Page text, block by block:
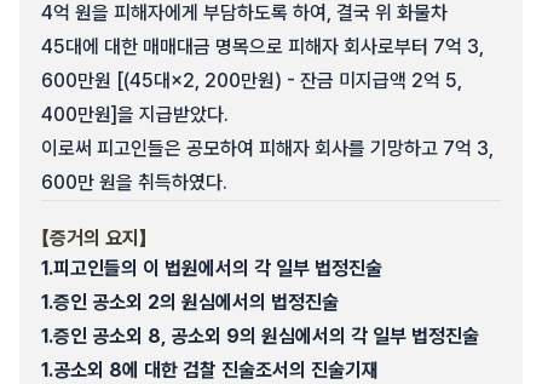
4억 원을 피해자에게 부담하도록 하여, 결국 위 화물차
45대에 대한 매매대금 명목으로 피해자 회사로부터 7억 3,
600만원 [(45대×2, 200만원) - 잔금 미지급액 2억 5,
400만원]을 지급받았다.
이로써 피고인들은 공모하여 피해자 회사를 기망하고 7억 3,
600만 원을 취득하였다.
【증거의 요지】
1.피고인들의 이 법원에서의 각 일부 법정진술
1.증인 공소외 2의 원심에서의 법정진술
1.증인 공소외 8, 공소외 9의 원심에서의 각 일부 법정진술
1.공소외 8에 대한 검찰 진술조서의 진술기재